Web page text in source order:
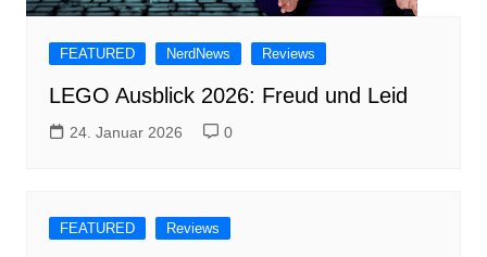
FEATURED NerdNews Reviews
LEGO Ausblick 2026: Freud und Leid
24. Januar 2026 0
FEATURED Reviews